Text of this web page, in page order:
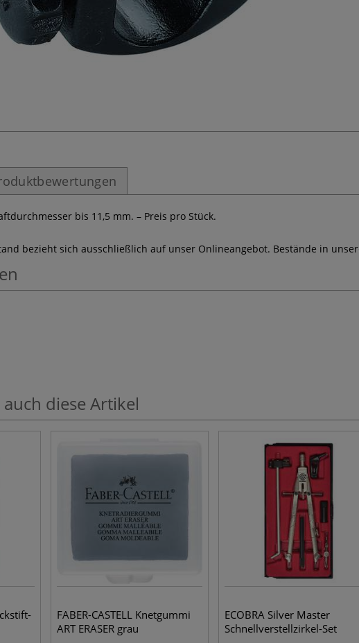
bis 11,5 mm. – Preis pro Stück.
bezieht sich ausschließlich auf unser Onlineangebot. Bestände in
diese Artikel
FABER-CASTELL Knetgummi
ART ERASER grau
ECOBRA Silver Master
Schnellverstellzirkel-Set